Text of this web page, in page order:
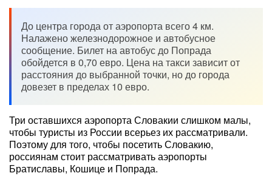
До центра города от аэропорта всего 4 км.
Налажено железнодорожное и автобусное
сообщение. Билет на автобус до Попрада
обойдется в 0,70 евро. Цена на такси зависит от
расстояния до выбранной точки, но до города
довезет в пределах 10 евро.
Три оставшихся аэропорта Словакии слишком малы,
чтобы туристы из России всерьез их рассматривали.
Поэтому для того, чтобы посетить Словакию,
россиянам стоит рассматривать аэропорты
Братиславы, Кошице и Попрада.